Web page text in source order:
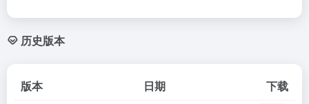
历史版本
版本 日期 下载